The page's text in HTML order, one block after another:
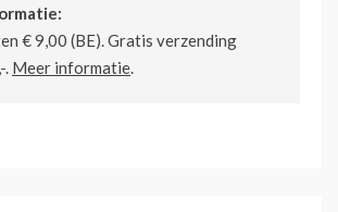
€ 9,00 (BE). Gratis verzending
. Meer informatie.